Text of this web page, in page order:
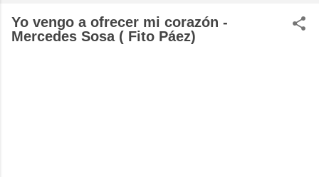
Yo vengo a ofrecer mi corazón -
Mercedes Sosa ( Fito Páez)